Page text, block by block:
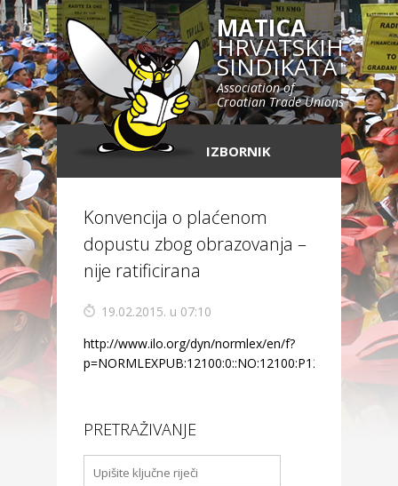
MATICA
HRVATSKIH
SINDIKATA
Association of
Croatian Trade Unions
IZBORNIK
Konvencija o plaćenom
dopustu zbog obrazovanja –
nije ratificirana
19.02.2015. u 07:10
http://www.ilo.org/dyn/normlex/en/f?
PRETRAŽIVANJE